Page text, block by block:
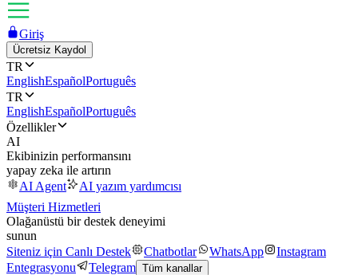
Giriş
Ücretsiz Kaydol
TR
EnglishEspañolPortuguês
TR
EnglishEspañolPortuguês
Özellikler
AI
Ekibinizin performansını
yapay zeka ile artırın
AI Agent
AI yazım yardımcısı
Müşteri Hizmetleri
Olağanüstü bir destek deneyimi
sunun
Siteniz için Canlı Destek
Chatbotlar WhatsApp
Instagram
Entegrasyonu
Telegram Tüm kanallar